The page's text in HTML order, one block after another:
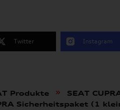
Twitter Instagram
Produkte »
SEAT
Sicherheitspaket (1